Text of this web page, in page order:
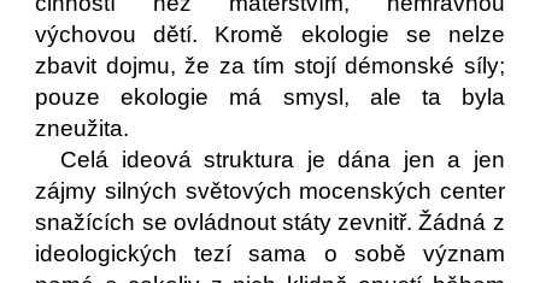
výchovou dětí. Kromě ekologie se nelze
zbavit dojmu, že za tím stojí démonské síly;
pouze ekologie má smysl, ale ta byla
zneužita.
Celá ideová struktura je dána jen a jen
zájmy silných světových mocenských center
snažících se ovládnout státy zevnitř. Žádná z
ideologických tezí sama o sobě význam